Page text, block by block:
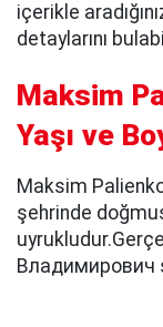
içerikle
detaylarını
Maksim
Yaşı ve
Maksim
şehrinde
Владимирович